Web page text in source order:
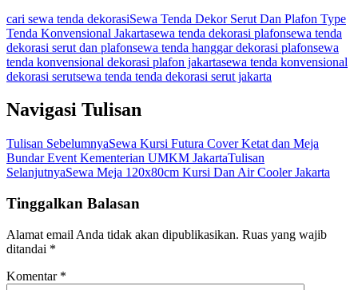
cari sewa tenda dekorasiSewa Tenda Dekor Serut Dan Plafon Type
Tenda Konvensional Jakartasewa tenda dekorasi plafonsewa tenda
dekorasi serut dan plafonsewa tenda hanggar dekorasi plafonsewa
tenda konvensional dekorasi plafon jakartasewa tenda konvensional
dekorasi serutsewa tenda tenda dekorasi serut jakarta
Navigasi Tulisan
Tulisan SebelumnyaSewa Kursi Futura Cover Ketat dan Meja
Bundar Event Kementerian UMKM JakartaTulisan
SelanjutnyaSewa Meja 120x80cm Kursi Dan Air Cooler Jakarta
Tinggalkan Balasan
Alamat email Anda tidak akan dipublikasikan. Ruas yang wajib
ditandai *
Komentar *